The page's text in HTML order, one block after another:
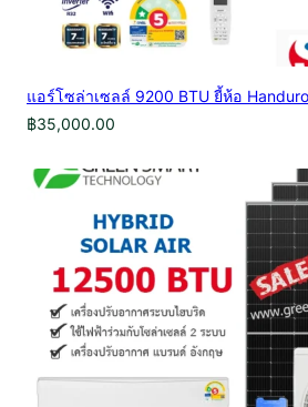
แอร์โซล่าเซลล์ 9200 BTU ยี้ห้อ
฿35,000.00